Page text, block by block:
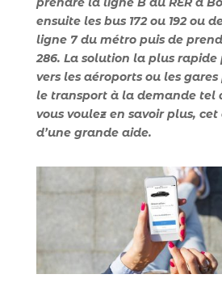
ensuite les bus 172 ou 192 ou
ligne 7 du métro puis de
286. La solution la plus
vers les aéroports ou les
le transport à la demande tel
vous voulez en savoir plus,
d’une grande aide.